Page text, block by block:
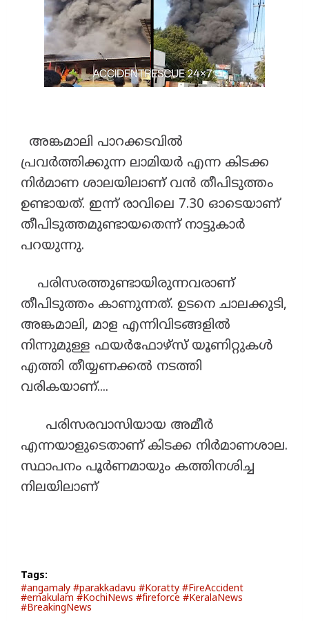
അങ്കമാലി പാറക്കടവിൽ
പ്രവർത്തിക്കുന്ന ലാമിയർ എന്ന കിടക്ക
നിർമാണ ശാലയിലാണ് വൻ തീപിടുത്തം
ഉണ്ടായത്. ഇന്ന് രാവിലെ 7.30 ഓടെയാണ്
തീപിടുത്തമുണ്ടായതെന്ന് നാട്ടുകാർ
പറയുന്നു.
പരിസരത്തുണ്ടായിരുന്നവരാണ്
തീപിടുത്തം കാണുന്നത്. ഉടനെ ചാലക്കുടി,
അങ്കമാലി, മാള എന്നിവിടങ്ങളിൽ
നിന്നുമുള്ള ഫയർഫോഴ്‌സ് യൂണിറ്റുകൾ
എത്തി തീയ്യണക്കൽ നടത്തി
വരികയാണ്....
പരിസരവാസിയായ അമീർ
എന്നയാളുടെതാണ് കിടക്ക നിർമാണശാല.
സ്ഥാപനം പൂർണമായും കത്തിനശിച്ച
നിലയിലാണ്
Tags:
#angamaly #parakkadavu #Koratty #FireAccident
#ernakulam #KochiNews #fireforce #KeralaNews
#BreakingNews